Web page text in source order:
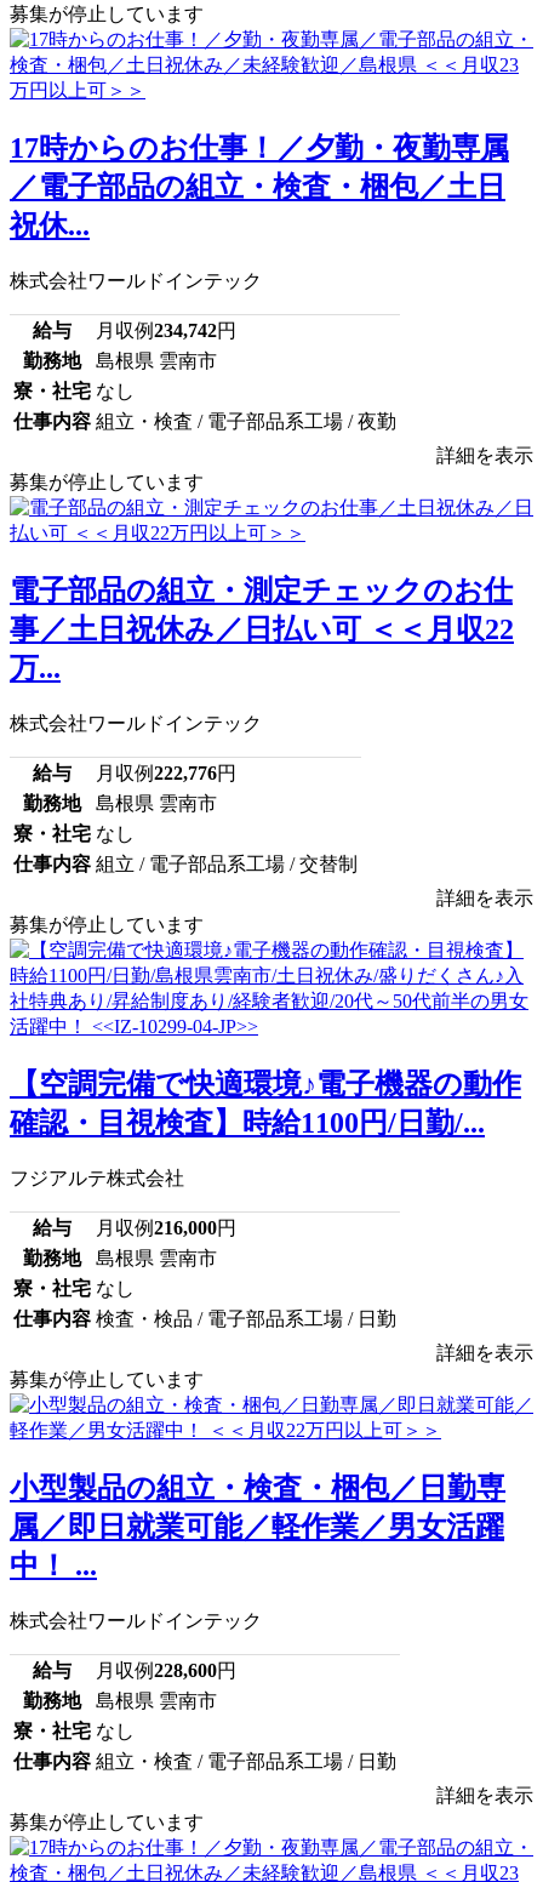
募集が停止しています
17時からのお仕事！／夕勤・夜勤専属
／電子部品の組立・検査・梱包／土日
祝休...
株式会社ワールドインテック
給与 月収例234,742円
勤務地
島根県 雲南市
寮・社宅 なし
仕事内容 組立・検査 / 電子部品系工場 / 夜勤
詳細を表示
募集が停止しています
電子部品の組立・測定チェックのお仕
事／土日祝休み／日払い可 ＜＜月収22
万...
株式会社ワールドインテック
給与 月収例222,776円
勤務地
島根県 雲南市
寮・社宅 なし
仕事内容 組立 / 電子部品系工場 / 交替制
詳細を表示
募集が停止しています
【空調完備で快適環境♪電子機器の動作
確認・目視検査】時給1100円/日勤/...
フジアルテ株式会社
給与 月収例216,000円
勤務地
島根県 雲南市
寮・社宅 なし
仕事内容 検査・検品 / 電子部品系工場 / 日勤
詳細を表示
募集が停止しています
小型製品の組立・検査・梱包／日勤専
属／即日就業可能／軽作業／男女活躍
中！ ...
株式会社ワールドインテック
給与 月収例228,600円
勤務地
島根県 雲南市
寮・社宅 なし
仕事内容 組立・検査 / 電子部品系工場 / 日勤
詳細を表示
募集が停止しています